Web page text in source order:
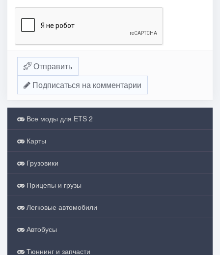
Отправить
Подписаться на комментарии
Все моды для ETS 2
Карты
Грузовики
Прицепы и грузы
Легковые автомобили
Автобусы
Тюннинг и запчасти